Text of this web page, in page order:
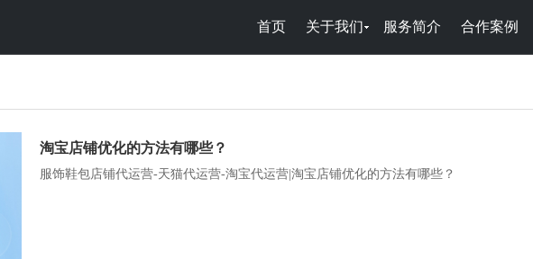
首页 关于我们 服务简介 合作案例
淘宝店铺优化的方法有哪些？
服饰鞋包店铺代运营-天猫代运营-淘宝代运营|淘宝店铺优化的方法有哪些？